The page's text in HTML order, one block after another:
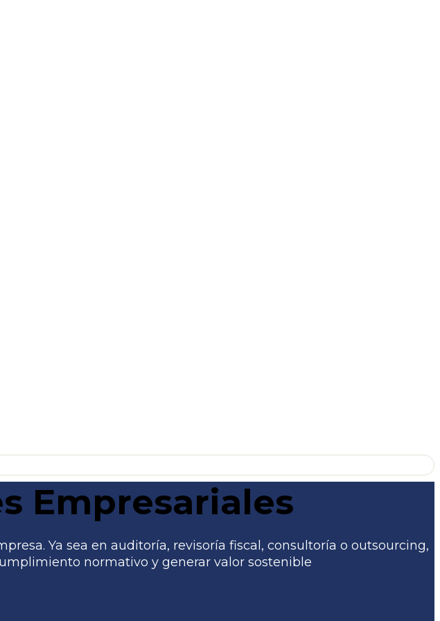
Empresariales
Ya sea en auditoría, revisoría fiscal, consultoría o outsourcing,
normativo y generar valor sostenible